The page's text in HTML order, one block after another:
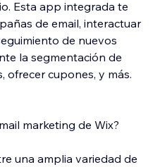
Esta app integrada te
de email, interactuar
de nuevos
la segmentación de
ofrecer cupones, y más.
marketing de Wix?
una amplia variedad de